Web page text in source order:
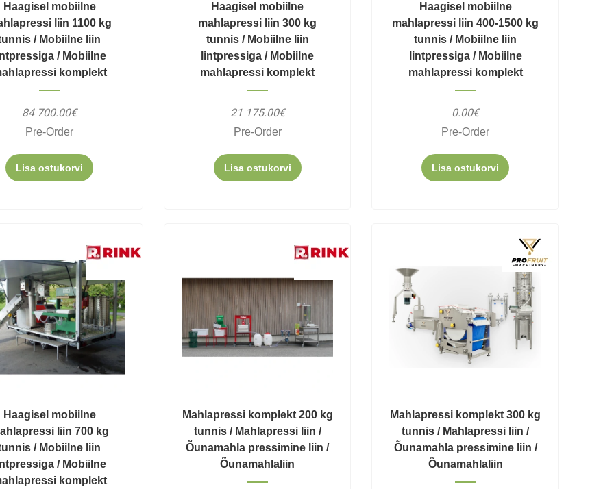
Haagisel mobiilne
liin 1100 kg
/ Mobiilne liin
/ Mobiilne
komplekt
84 700.00€
Pre-Order
Lisa ostukorvi
Haagisel mobiilne
mahlapressi liin 300 kg
tunnis / Mobiilne liin
lintpressiga / Mobiilne
mahlapressi komplekt
21 175.00€
Pre-Order
Lisa ostukorvi
Haagisel mobiilne
mahlapressi liin 400-1500 kg
tunnis / Mobiilne liin
lintpressiga / Mobiilne
mahlapressi komplekt
0.00€
Pre-Order
Lisa ostukorvi
Haagisel mobiilne
liin 700 kg
/ Mobiilne liin
/ Mobiilne
komplekt
Mahlapressi komplekt 200 kg
tunnis / Mahlapressi liin /
Õunamahla pressimine liin /
Õunamahlaliin
Mahlapressi komplekt 300 kg
tunnis / Mahlapressi liin /
Õunamahla pressimine liin /
Õunamahlaliin